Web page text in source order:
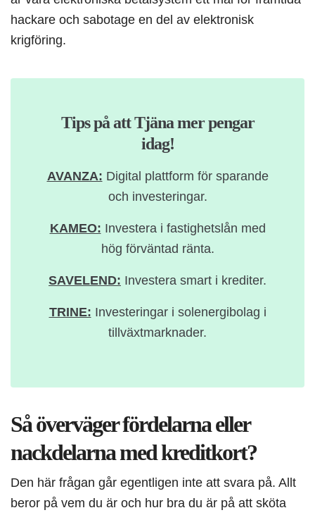
hackare och sabotage en del av elektronisk
krigföring.
Tips på att Tjäna mer pengar
idag!
AVANZA: Digital plattform för sparande
och investeringar.
KAMEO: Investera i fastighetslån med
hög förväntad ränta.
SAVELEND: Investera smart i krediter.
TRINE: Investeringar i solenergibolag i
tillväxtmarknader.
Så överväger fördelarna eller
nackdelarna med kreditkort?
Den här frågan går egentligen inte att svara på. Allt
beror på vem du är och hur bra du är på att sköta